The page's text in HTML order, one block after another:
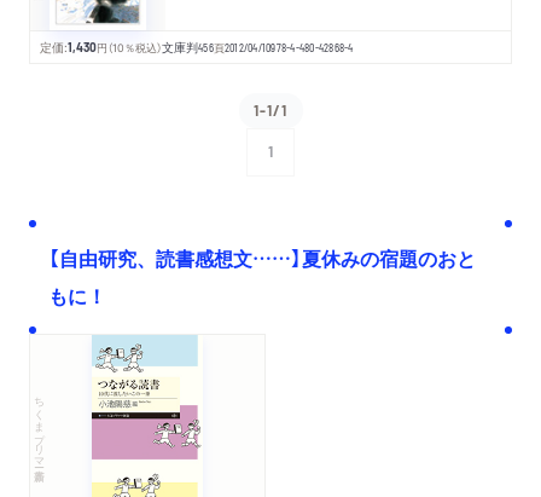
定価:1,430円 （10％税込）文庫判456頁2012/04/10978-4-480-42868-4
1-1/1
1
【自由研究、読書感想文……】夏休みの宿題のおと
もに！
ちくまプリマー新書